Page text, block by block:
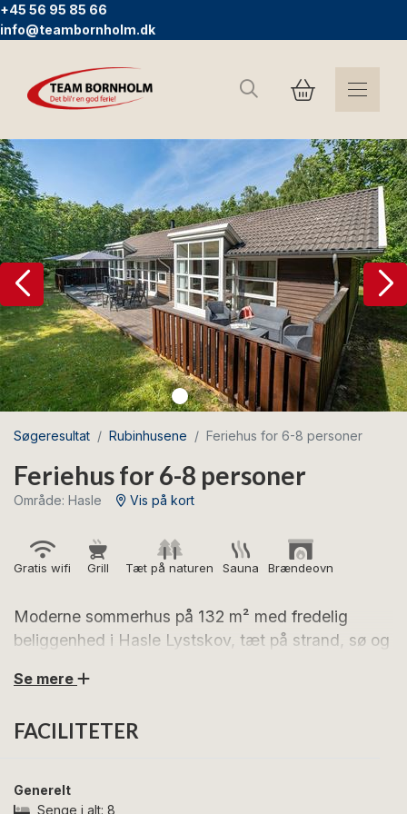
+45 56 95 85 66
info@teambornholm.dk
Søg
Søgeresultat Rubinhusene Feriehus for 6-8 personer
Feriehus for 6-8 personer
Område: Hasle Vis på kort
Gratis wifi Grill Tæt på naturen Sauna Brændeovn
Moderne sommerhus på 132 m² med fredelig
beliggenhed i Hasle Lystskov, tæt på strand, sø og
sommerhus, som ligger midt i den smukke natur ved
Samtidig er der ikke langt til Hasles hyggelige
Se mere
FACILITETER
Generelt
Senge i alt: 8